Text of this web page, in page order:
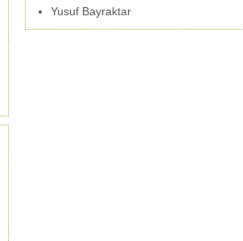
Yusuf Bayraktar